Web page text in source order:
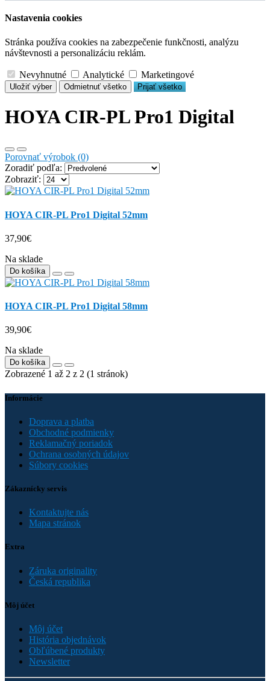
Nastavenia cookies
Stránka používa cookies na zabezpečenie funkčnosti, analýzu
návštevnosti a personalizáciu reklám.
Nevyhnutné Analytické Marketingové
Uložiť výber Odmietnuť všetko Prijať všetko
HOYA CIR-PL Pro1 Digital
Porovnať výrobok (0)
Zoradiť podľa:
Zobraziť:
HOYA CIR-PL Pro1 Digital 52mm
37,90€
Na sklade
Do košíka
HOYA CIR-PL Pro1 Digital 58mm
39,90€
Na sklade
Do košíka
Zobrazené 1 až 2 z 2 (1 stránok)
Informácie
Doprava a platba
Obchodné podmienky
Reklamačný poriadok
Ochrana osobných údajov
Súbory cookies
Zákaznícky servis
Kontaktujte nás
Mapa stránok
Extra
Záruka originality
Česká republika
Môj účet
Môj účet
História objednávok
Obľúbené produkty
Newsletter